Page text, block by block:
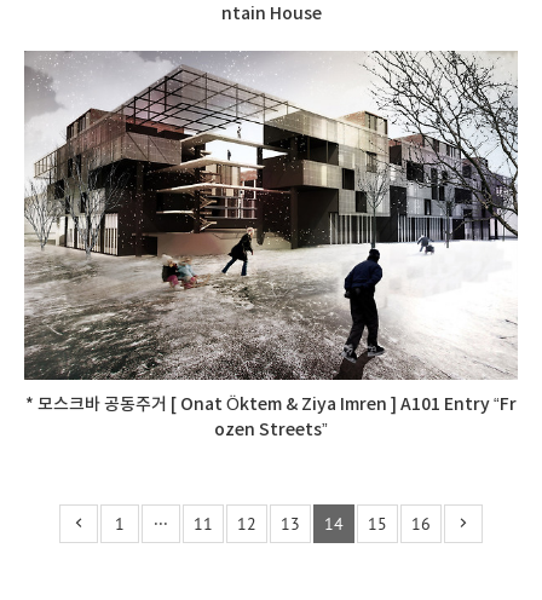
ntain House
* 모스크바 공동주거 [ Onat Öktem & Ziya Imren ] A101 Entry “Fr
ozen Streets”
1 ··· 11 12 13 14 15 16